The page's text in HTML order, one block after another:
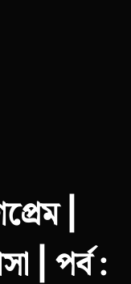
|
| পর্ব :